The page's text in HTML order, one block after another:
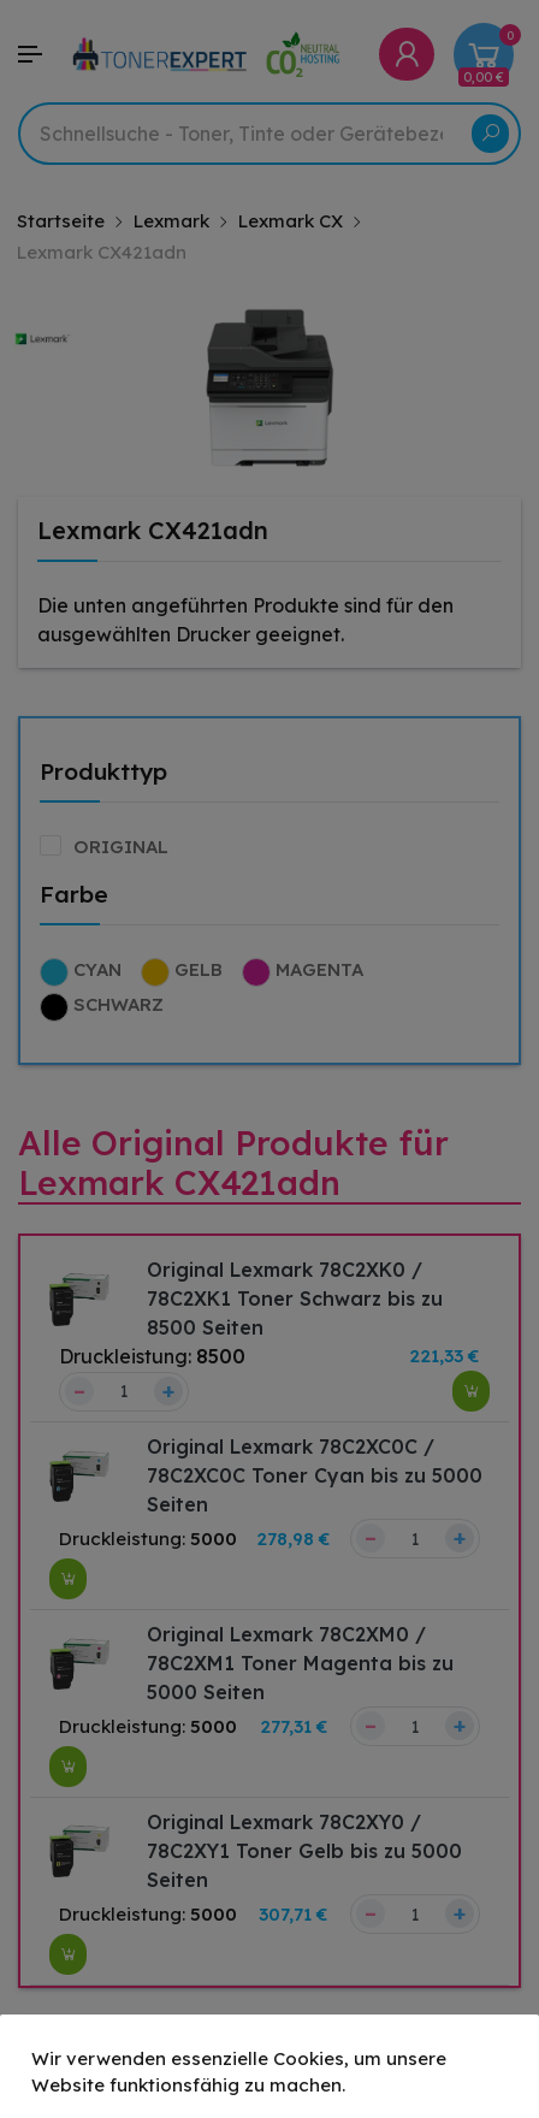
0
0,00 €
Startseite Lexmark
Lexmark CX
Lexmark CX421adn
Lexmark CX421adn
Die unten angeführten Produkte sind für den
ausgewählten Drucker geeignet.
Produkttyp
ORIGINAL
Farbe
CYAN GELB
MAGENTA
SCHWARZ
Alle Original Produkte für
Lexmark CX421adn
Original Lexmark 78C2XK0 /
78C2XK1 Toner Schwarz bis zu
8500 Seiten
Druckleistung: 8500 221,33 €
– +
Original Lexmark 78C2XC0C /
78C2XC0C Toner Cyan bis zu 5000
Seiten
Druckleistung: 5000 278,98 € – +
Original Lexmark 78C2XM0 /
78C2XM1 Toner Magenta bis zu
5000 Seiten
Druckleistung: 5000 277,31 € – +
Original Lexmark 78C2XY0 /
78C2XY1 Toner Gelb bis zu 5000
Seiten
Druckleistung: 5000 307,71 € – +
Original Lexmark 78C20K0 Toner
Schwarz bis zu 2000 Seiten
Wir verwenden essenzielle Cookies, um unsere
Website funktionsfähig zu machen.